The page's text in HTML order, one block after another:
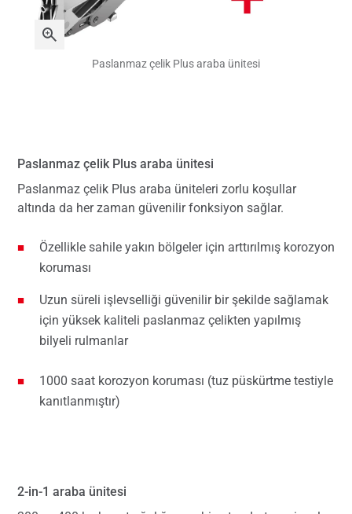
Paslanmaz çelik Plus araba ünitesi
Paslanmaz çelik Plus araba ünitesi
Paslanmaz çelik Plus araba üniteleri zorlu koşullar
altında da her zaman güvenilir fonksiyon sağlar.
Özellikle sahile yakın bölgeler için arttırılmış korozyon
koruması
Uzun süreli işlevselliği güvenilir bir şekilde sağlamak
için yüksek kaliteli paslanmaz çelikten yapılmış
bilyeli rulmanlar
1000 saat korozyon koruması (tuz püskürtme testiyle
kanıtlanmıştır)
2-in-1 araba ünitesi